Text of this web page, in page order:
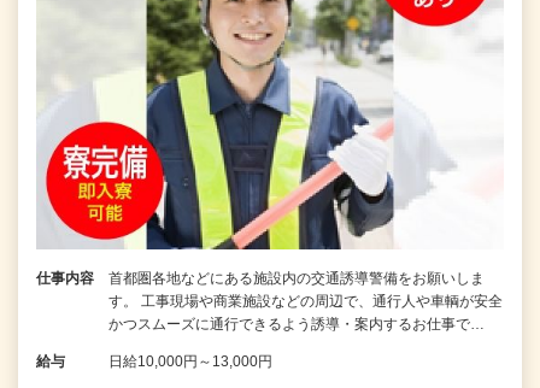
仕事内容
首都圏各地などにある施設内の交通誘導警備をお願いしま
す。 工事現場や商業施設などの周辺で、通行人や車輌が安全
かつスムーズに通行できるよう誘導・案内するお仕事で…
給与 日給10,000円～13,000円